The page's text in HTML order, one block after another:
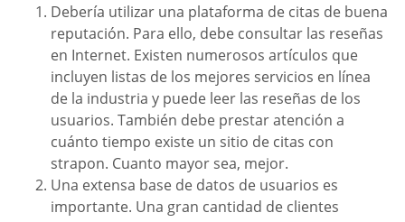
Debería utilizar una plataforma de citas de buena
reputación. Para ello, debe consultar las reseñas
en Internet. Existen numerosos artículos que
incluyen listas de los mejores servicios en línea
de la industria y puede leer las reseñas de los
usuarios. También debe prestar atención a
cuánto tiempo existe un sitio de citas con
strapon. Cuanto mayor sea, mejor.
Una extensa base de datos de usuarios es
importante. Una gran cantidad de clientes